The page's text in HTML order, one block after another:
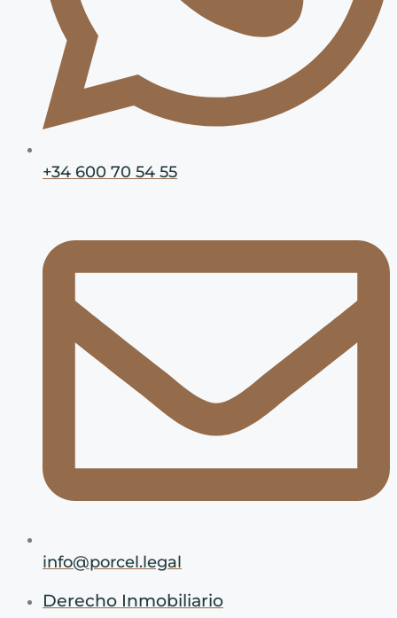
+34 600 70 54 55
info@porcel.legal
Derecho Inmobiliario